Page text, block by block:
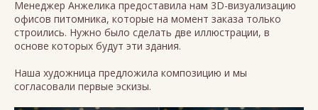
Менеджер Анжелика предоставила нам 3D-визуализацию
офисов питомника, которые на момент заказа только
строились. Нужно было сделать две иллюстрации, в
основе которых будут эти здания.
Наша художница предложила композицию и мы
согласовали первые эскизы.